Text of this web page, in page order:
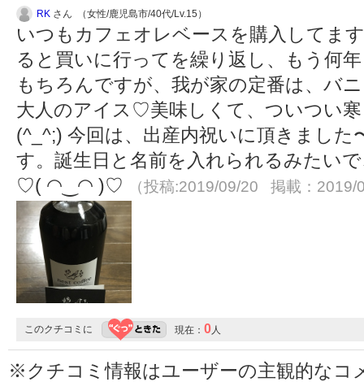
RK さん （女性/鹿児島市/40代/Lv.15）
いつもカフェオレベースを購入してま
ると買いに行ってを繰り返し、もう何
もちろんですが、我が家の定番は、バ
大人のアイス♡美味しくて、ついつい
(^_^;) 今回は、出産内祝いに頂きまし
す。誕生日と名前を入れられるみたい
♡( ◠‿◠ )♡
（投稿:2019/09/20 掲載：2019/
このクチコミに 現在： 0 人
※クチコミ情報はユーザーの主観的なコ